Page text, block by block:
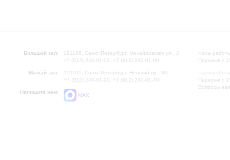
Большой зал:
191186, Санкт-Петербург, Михайловская ул., 2
+7 (812) 240-01-00, +7 (812) 240-01-80
Малый зал:
191011, Санкт-Петербург, Невский пр., 30
+7 (812) 240-01-00, +7 (812) 240-01-70
Напишите нам:
MAX
Часы
Перерыв с
Часы
Перерыв с
Вопросы